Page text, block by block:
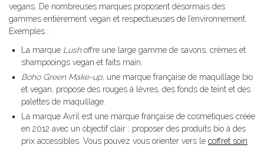
vegans. De nombreuses marques proposent désormais des
gammes entièrement vegan et respectueuses de l’environnement.
Exemples :
La marque Lushoffre une large gamme de savons, crèmes et
shampooings vegan et faits main.
Boho Green Make-up, une marque française de maquillage bio
et vegan, propose des rouges à lèvres, des fonds de teint et des
palettes de maquillage.
La marque Avril est une marque française de cosmétiques créée
en 2012 avec un objectif clair : proposer des produits bio à des
prix accessibles. Vous pouvez vous orienter vers le coffret soin